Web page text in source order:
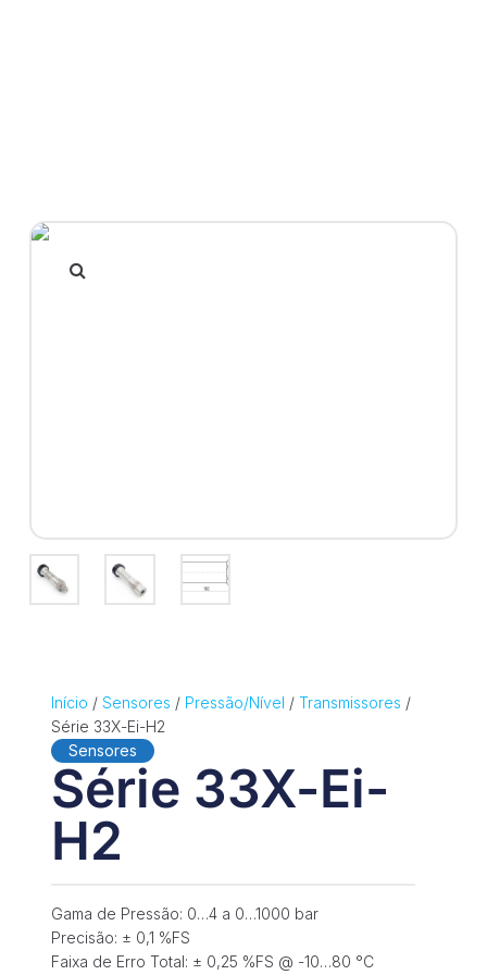
Início / Sensores / Pressão/Nível / Transmissores /
Série 33X-Ei-H2
Sensores
Série 33X-Ei-
H2
Gama de Pressão: 0…4 a 0…1000 bar
Precisão: ± 0,1 %FS
Faixa de Erro Total: ± 0,25 %FS @ -10…80 °C